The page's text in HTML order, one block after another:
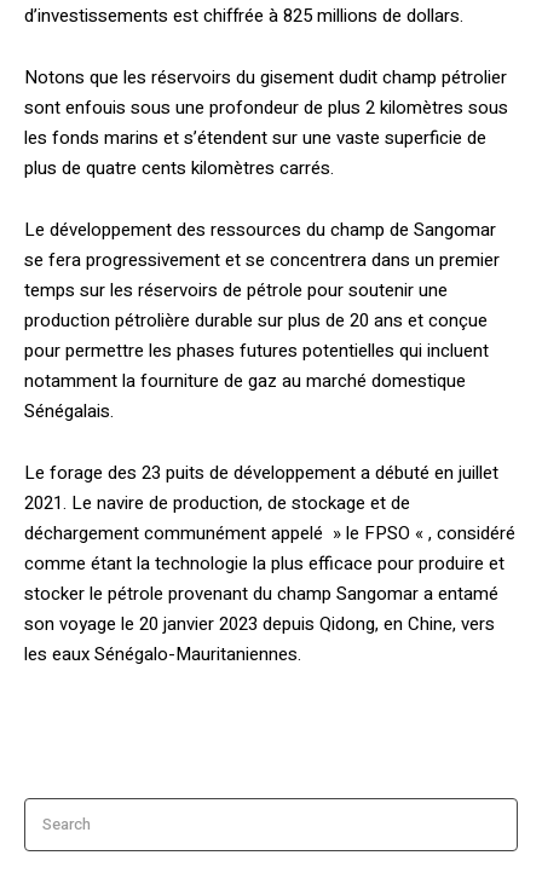
d’investissements est chiffrée à 825 millions de dollars.
Notons que les réservoirs du gisement dudit champ pétrolier
sont enfouis sous une profondeur de plus 2 kilomètres sous
les fonds marins et s’étendent sur une vaste superficie de
plus de quatre cents kilomètres carrés.
Le développement des ressources du champ de Sangomar
se fera progressivement et se concentrera dans un premier
temps sur les réservoirs de pétrole pour soutenir une
production pétrolière durable sur plus de 20 ans et conçue
pour permettre les phases futures potentielles qui incluent
notamment la fourniture de gaz au marché domestique
Sénégalais.
Le forage des 23 puits de développement a débuté en juillet
2021. Le navire de production, de stockage et de
déchargement communément appelé » le FPSO « , considéré
comme étant la technologie la plus efficace pour produire et
stocker le pétrole provenant du champ Sangomar a entamé
son voyage le 20 janvier 2023 depuis Qidong, en Chine, vers
les eaux Sénégalo-Mauritaniennes.
Search